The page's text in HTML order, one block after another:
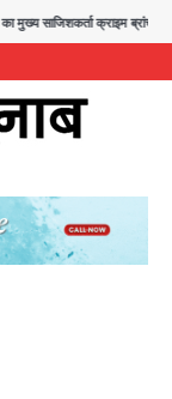
ब्रांच के हत्थे